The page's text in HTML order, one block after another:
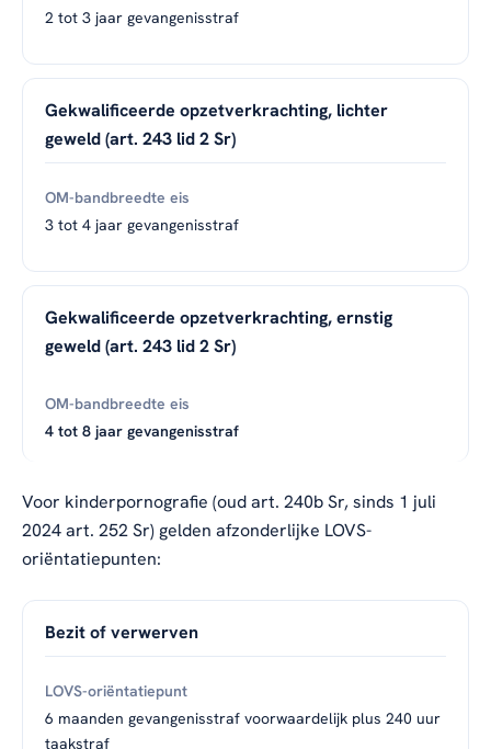
2 tot 3 jaar gevangenisstraf
Gekwalificeerde opzetverkrachting, lichter
geweld (art. 243 lid 2 Sr)
3 tot 4 jaar gevangenisstraf
Gekwalificeerde opzetverkrachting, ernstig
geweld (art. 243 lid 2 Sr)
4 tot 8 jaar gevangenisstraf
Voor kinderpornografie (oud art. 240b Sr, sinds 1 juli
2024 art. 252 Sr) gelden afzonderlijke LOVS-
oriëntatiepunten:
Bezit of verwerven
6 maanden gevangenisstraf voorwaardelijk plus 240 uur
taakstraf